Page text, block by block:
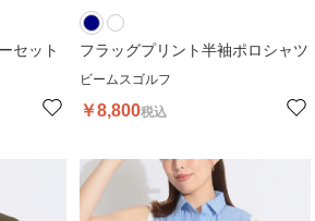
セット フラッグプリント半袖ポロシャツ
ビームスゴルフ
￥8,800税込